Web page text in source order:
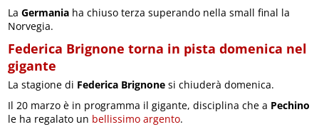
LaGermania ha chiuso terza superando nella small final la
Norvegia.
Federica Brignone torna in pista domenica nel
gigante
La stagione di Federica Brignone si chiuderà domenica.
Il 20 marzo è in programma il gigante, disciplina che a Pechino
le ha regalato un bellissimo argento.